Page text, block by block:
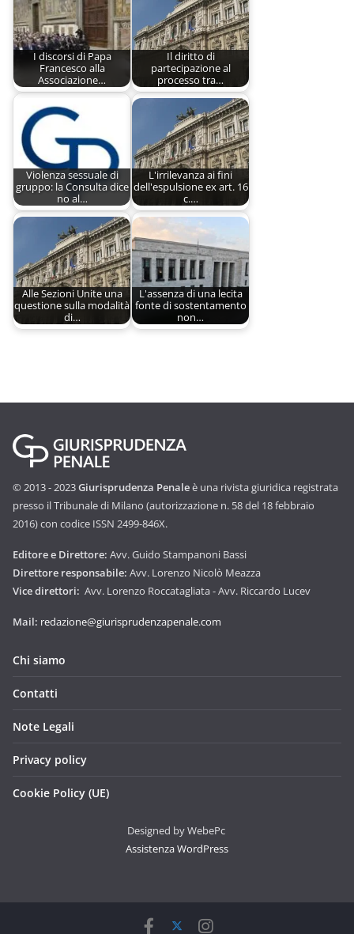
I discorsi di Papa
Francesco alla
Associazione…
Il diritto di
partecipazione al
processo tra…
Violenza sessuale di
gruppo: la Consulta dice
no al…
L'irrilevanza ai fini
dell'espulsione ex art. 16
c.…
Alle Sezioni Unite una
questione sulla modalità
di…
L'assenza di una lecita
fonte di sostentamento
non…
© 2013 - 2023Giurisprudenza Penaleè una rivista giuridica registrata
presso il Tribunale di Milano (autorizzazione n. 58 del 18 febbraio
2016) con codice ISSN 2499-846X.
Editore e Direttore: Avv. Guido Stampanoni Bassi
Direttore responsabile: Avv. Lorenzo Nicolò Meazza
Vice direttori: Avv. Lorenzo Roccatagliata - Avv. Riccardo Lucev
Mail: redazione@giurisprudenzapenale.com
Chi siamo
Contatti
Note Legali
Privacy policy
Cookie Policy (UE)
Designed by WebePc
Assistenza WordPress